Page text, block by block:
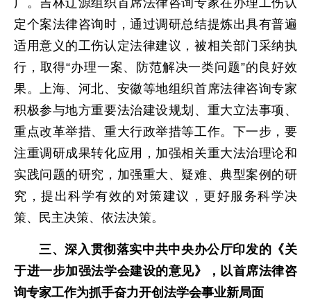
广。吉林辽源组织首席法律咨询专家在办理工伤认
定个案法律咨询时，通过调研总结提炼出具有普遍
适用意义的工伤认定法律建议，被相关部门采纳执
行，取得“办理一案、防范解决一类问题”的良好效
果。上海、河北、安徽等地组织首席法律咨询专家
积极参与地方重要法治建设规划、重大立法事项、
重点改革举措、重大行政举措等工作。下一步，要
注重调研成果转化应用，加强相关重大法治理论和
实践问题的研究，加强重大、疑难、典型案例的研
究，提出科学有效的对策建议，更好服务科学决
策、民主决策、依法决策。
三、深入贯彻落实中共中央办公厅印发的《关
于进一步加强法学会建设的意见》，以首席法律咨
询专家工作为抓手奋力开创法学会事业新局面